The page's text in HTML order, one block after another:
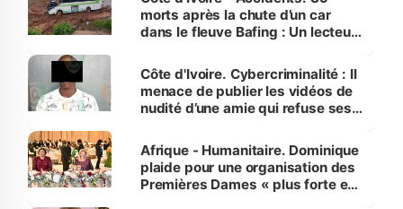
morts après la chute d’un car
dans le fleuve Bafing : Un lecteur
des Transports
Côte d'Ivoire. Cybercriminalité : Il
menace de publier les vidéos de
nudité d’une amie qui refuse ses
Afrique - Humanitaire. Dominique
plaide pour une organisation des
Premières Dames « plus forte et